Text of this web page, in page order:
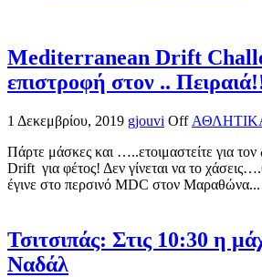
Mediterranean Drift
επιστροφή στον ..
1 Δεκεμβρίου, 2019 gjouvi Off
Πάρτε μάσκες και …..ετοιμαστείτε για
Drift για φέτος! Δεν γίνεται να το
έγινε στο περσινό MDC στον Μαραθώνα...
Τσιτσιπάς: Στις 10:30 η
Ναδάλ